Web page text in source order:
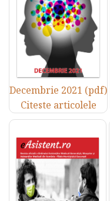
Decembrie 2021 (pdf)
Citeste articolele